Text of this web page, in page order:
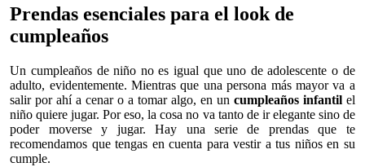
Prendas esenciales para el look de
cumpleaños
Un cumpleaños de niño no es igual que uno de adolescente o de
adulto, evidentemente. Mientras que una persona más mayor va a
salir por ahí a cenar o a tomar algo, en un cumpleaños infantilel
niño quiere jugar. Por eso, la cosa no va tanto de ir elegante sino de
poder moverse y jugar. Hay una serie de prendas que te
recomendamos que tengas en cuenta para vestir a tus niños en su
cumple.